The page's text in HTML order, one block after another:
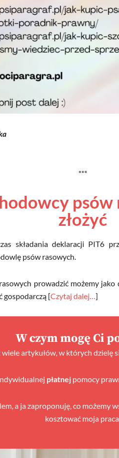
***
złożyć
składania deklaracji PIT6
psów rasowych.
prowadzić możemy
gospodarczą [Czytaj dalej…]
W czym mogę Ci
artykułów, w których dzielę
płatnej pomocy
a ja zaproponuję, co możemy
kosztować moja